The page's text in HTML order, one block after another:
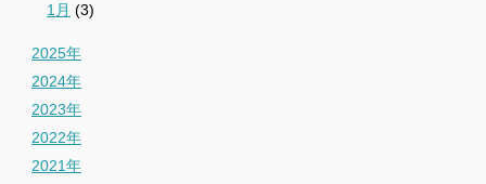
1月 (3)
2025年
2024年
2023年
2022年
2021年